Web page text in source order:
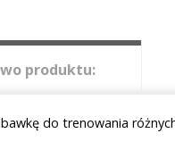
produktu:
do trenowania